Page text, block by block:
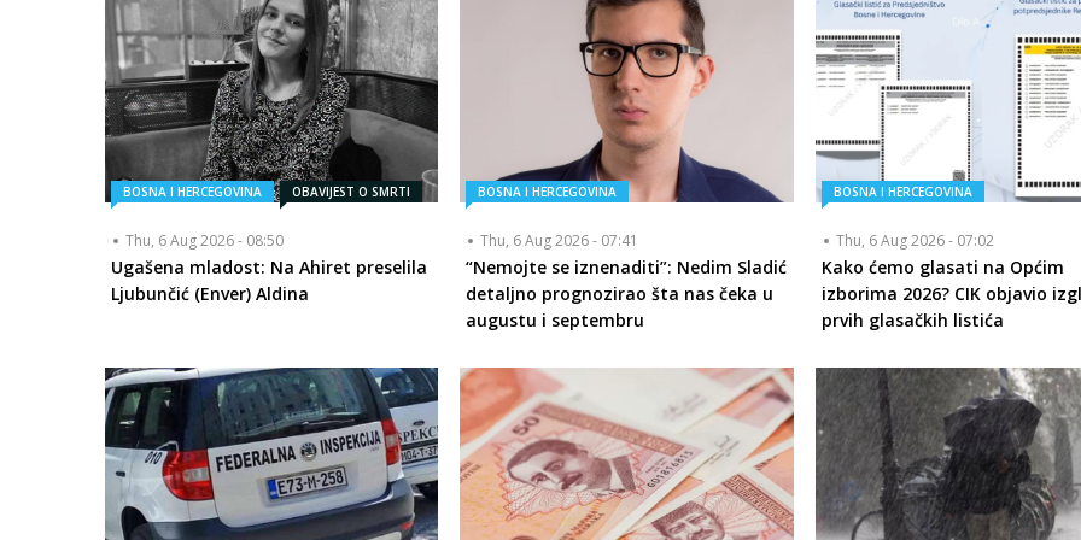
BOSNA I HERCEGOVINA OBAVIJEST O SMRTI
Thu, 6 Aug 2026 - 08:50
Ugašena mladost: Na Ahiret preselila
Ljubunčić (Enver) Aldina
BOSNA I HERCEGOVINA
Thu, 6 Aug 2026 - 07:41
“Nemojte se iznenaditi”: Nedim Sladić
detaljno prognozirao šta nas čeka u
augustu i septembru
BOSNA I HERCEGOVINA
Thu, 6 Aug 2026 - 07:02
Kako ćemo glasati na Općim
izborima 2026? CIK objavio
prvih glasačkih listića